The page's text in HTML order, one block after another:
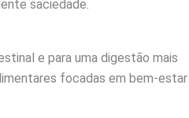
saciedade.
e para uma digestão mais
focadas em bem-estar